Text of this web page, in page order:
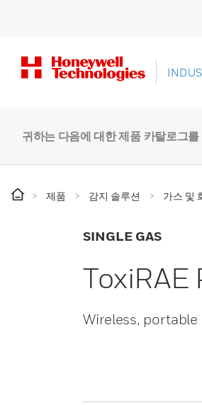
귀하는 다음에 대한 제품 카탈로그
제품 감지 솔루션 가스 및
SINGLE GAS
Wireless,